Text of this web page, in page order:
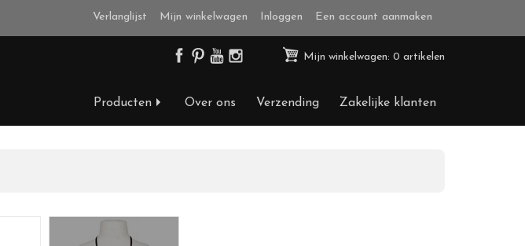
Verlanglijst Mijn winkelwagen Inloggen Een account aanmaken
Mijn winkelwagen: 0 artikelen
Producten Over ons Verzending Zakelijke klanten